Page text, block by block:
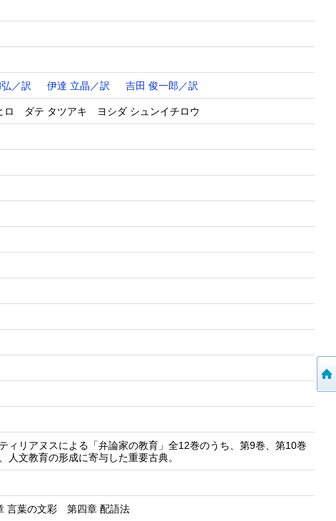
／訳 伊達 立晶／訳 吉田 俊一郎／訳
ダテ タツアキ ヨシダ シュンイチロウ
ィリアヌスによる「弁論家の教育」全12巻のうち、第9巻、第10巻
文教育の形成に寄与した重要古典。
言葉の文彩 第四章 配語法